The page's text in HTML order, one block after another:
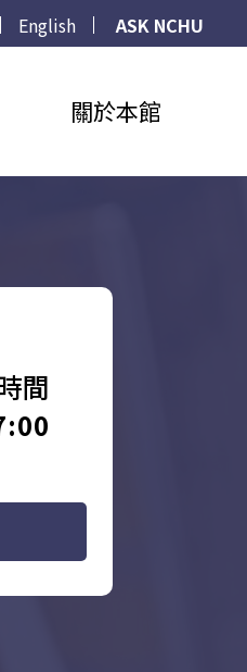
English
ASK NCHU
關於本館
間